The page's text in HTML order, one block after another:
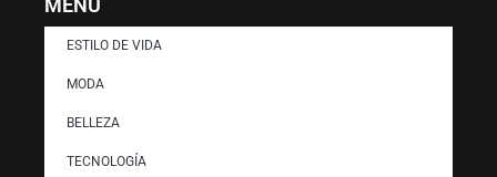
MENÚ
ESTILO DE VIDA
MODA
BELLEZA
TECNOLOGÍA